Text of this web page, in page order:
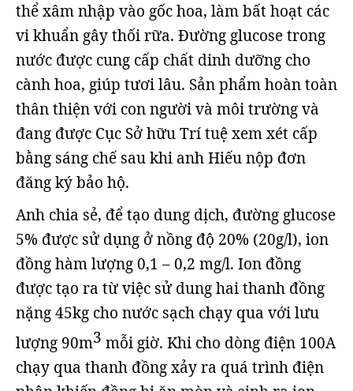
thể xâm nhập vào gốc hoa, làm bất hoạt các
vi khuẩn gây thối rữa. Đường glucose trong
nước được cung cấp chất dinh dưỡng cho
cành hoa, giúp tươi lâu. Sản phẩm hoàn toàn
thân thiện với con người và môi trường và
đang được Cục Sở hữu Trí tuệ xem xét cấp
bằng sáng chế sau khi anh Hiếu nộp đơn
đăng ký bảo hộ.
Anh chia sẻ, để tạo dung dịch, đường glucose
5% được sử dụng ở nồng độ 20% (20g/l), ion
đồng hàm lượng 0,1 – 0,2 mg/l. Ion đồng
được tạo ra từ việc sử dung hai thanh đồng
nặng 45kg cho nước sạch chạy qua với lưu
lượng 90m3 mỗi giờ. Khi cho dòng điện 100A
chạy qua thanh đồng xảy ra quá trình điện